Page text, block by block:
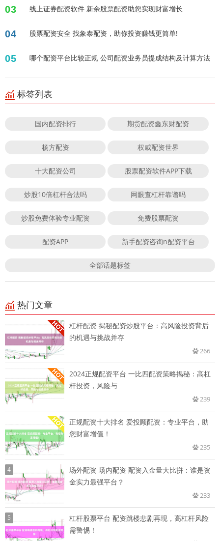
03 线上证券配资软件 新余股票配资助您实现财富增长
04 股票配资安全 找象泰配资，助你投资赚钱更简单!
05 哪个配资平台比较正规 公司配资业务员提成结构及计算方法
标签列表
国内配资排行 期货配资鑫东财配资
杨方配资 权威配资世界
十大配资公司 股票配资软件APP下载
炒股10倍杠杆合法吗 网眼查杠杆靠谱吗
炒股免费体验专业配资 免费股票配资
配资APP 新手配资咨询n配资平台
全部话题标签
热门文章
杠杆配资 揭秘配资炒股平台：高风险投资背后
的机遇与挑战并存
266
2024正规配资平台 一比四配资策略揭秘：高杠
杆投资，风险与
239
正规配资十大排名 爱投顾配资：专业平台，助
您财富增值！
235
4
场外配资 场内配资 配资入金量大比拼：谁是资
金实力最强平台？
233
5
杠杆股票平台 配资跳楼悲剧再现，高杠杆风险
需警惕！